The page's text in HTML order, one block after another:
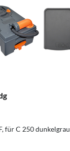
für C 250 dunkelgrau